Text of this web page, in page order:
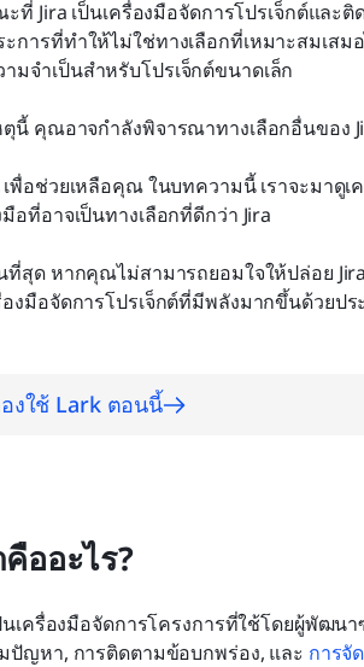
ะการที่ทำให้ไม่ใช่ทางเลือกที่เหมาะสมเส
ามจำเป็นสำหรับโปรเจ็กต์ขนาดเล็ก
ตุนี้ คุณอาจกำลังพิจารณาทางเลือกอื่นของ
พื่อช่วยเหลือคุณ ในบทความนี้ เราจะมาดู
มือที่อาจเป็นทางเลือกที่ดีกว่า Jira
ที่สุด หากคุณไม่สามารถยอมใจให้ปล่อย
องมือจัดการโปรเจ็กต์ที่มีพลังมากขึ้นด้วยป
งใช้ Lark ตอนนี้
ออะไร?
นเครื่องมือจัดการโครงการที่ใช้โดยผู้พัฒ
ปัญหา, การติดตามข้อบกพร่อง, และ การจั